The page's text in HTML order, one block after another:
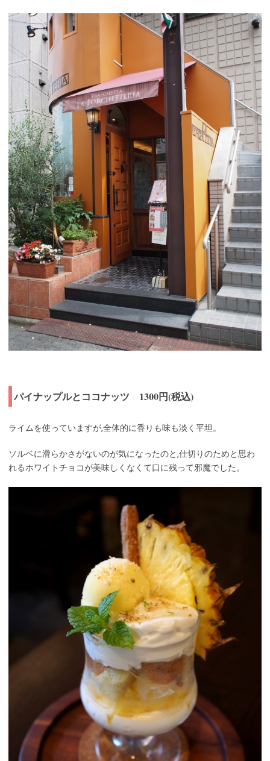
パイナップルとココナッツ 1300円(税込)
ライムを使っていますが,全体的に香りも味も淡く平坦。
ソルベに滑らかさがないのが気になったのと,仕切りのためと思わ
れるホワイトチョコが美味しくなくて口に残って邪魔でした。